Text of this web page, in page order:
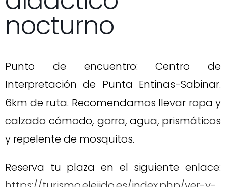
nocturno
Punto de encuentro: Centro de
Interpretación de Punta Entinas-Sabinar.
6km de ruta. Recomendamos llevar ropa y
calzado cómodo, gorra, agua, prismáticos
y repelente de mosquitos.
Reserva tu plaza en el siguiente enlace: